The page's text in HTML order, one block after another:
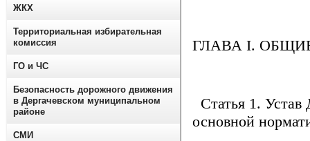
ГЛАВА I.
Статья 1. Устав
основной
ЖКХ
Территориальная избирательная
комиссия
ГО и ЧС
Безопасность дорожного движения
в Дергачевском муниципальном
районе
СМИ